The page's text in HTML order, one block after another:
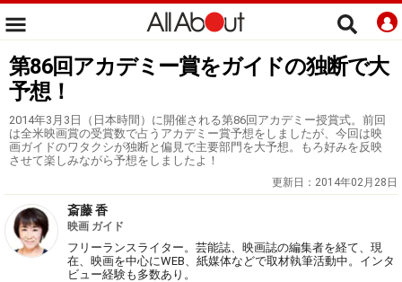
第86回アカデミー賞をガイドの独断で大
予想！
2014年3月3日（日本時間）に開催される第86回アカデミー授賞式。前回
は全米映画賞の受賞数で占うアカデミー賞予想をしましたが、今回は映
画ガイドのワタクシが独断と偏見で主要部門を大予想。もろ好みを反映
させて楽しみながら予想をしましたよ！
更新日： 2014年02月28日
斎藤 香
映画 ガイド
フリーランスライター。芸能誌、映画誌の編集者を経て、現
在、映画を中心にWEB、紙媒体などで取材執筆活動中。インタ
ビュー経験も多数あり。